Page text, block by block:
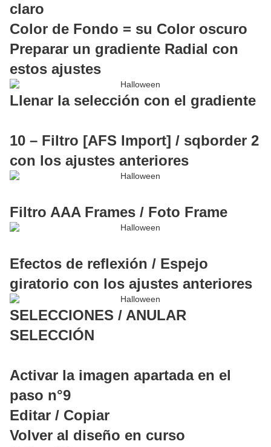
claro
Color de Fondo = su Color oscuro
Preparar un gradiente Radial con
estos ajustes
Llenar la selección con el gradiente
10 – Filtro [AFS Import] / sqborder 2
con los ajustes anteriores
Filtro AAA Frames / Foto Frame
Efectos de reflexión / Espejo
giratorio con los ajustes anteriores
SELECCIONES / ANULAR
SELECCIÓN
Activar la imagen apartada en el
paso n°9
Editar / Copiar
Volver al diseño en curso